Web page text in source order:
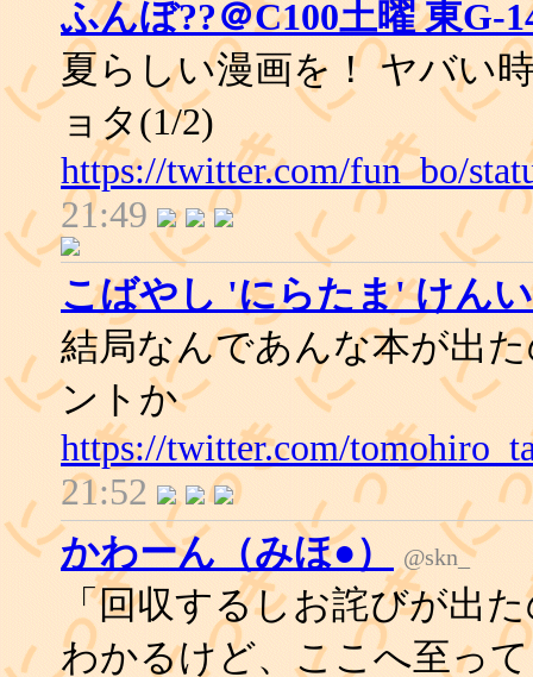
ふんぼ??＠C100土曜 東G-
夏らしい漫画を！ ヤバい
ョタ(1/2)
https://twitter.com/fun_bo/
21:49
こばやし 'にらたま' けん
結局なんであんな本が出
ントか
https://twitter.com/
21:52
かわーん（みほ●）
@skn_
「回収するしお詫びが出
わかるけど、ここへ至っ